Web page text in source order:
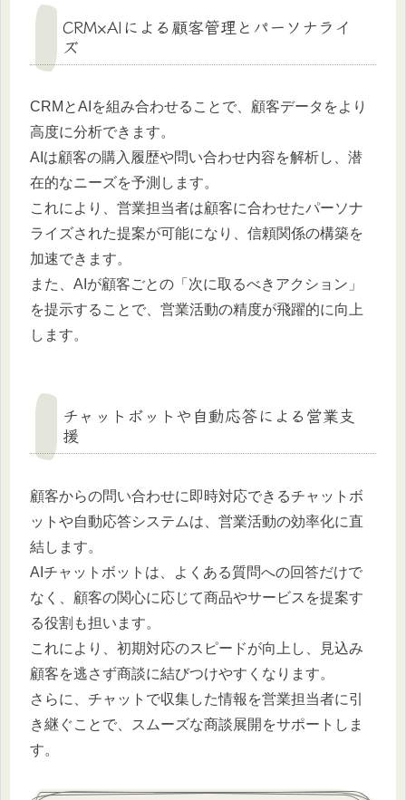
CRM×AIによる顧客管理とパーソナライ
ズ
CRMとAIを組み合わせることで、顧客データをより
高度に分析できます。
AIは顧客の購入履歴や問い合わせ内容を解析し、潜
在的なニーズを予測します。
これにより、営業担当者は顧客に合わせたパーソナ
ライズされた提案が可能になり、信頼関係の構築を
加速できます。
また、AIが顧客ごとの「次に取るべきアクション」
を提示することで、営業活動の精度が飛躍的に向上
します。
チャットボットや自動応答による営業支
援
顧客からの問い合わせに即時対応できるチャットボ
ットや自動応答システムは、営業活動の効率化に直
結します。
AIチャットボットは、よくある質問への回答だけで
なく、顧客の関心に応じて商品やサービスを提案す
る役割も担います。
これにより、初期対応のスピードが向上し、見込み
顧客を逃さず商談に結びつけやすくなります。
さらに、チャットで収集した情報を営業担当者に引
き継ぐことで、スムーズな商談展開をサポートしま
す。